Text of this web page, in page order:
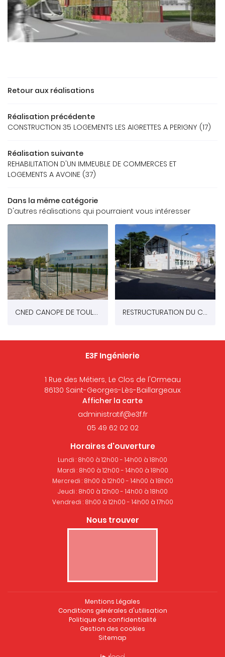
GALERIE
CONTACT
Retour aux réalisations
Réalisation précédente
CONSTRUCTION 35 LOGEMENTS LES AIGRETTES A PERIGNY (17)
Réalisation suivante
REHABILITATION D'UN IMMEUBLE DE COMMERCES ET
LOGEMENTS A AVOINE (37)
Dans la même catégorie
D'autres réalisations qui pourraient vous intéresser
CNED CANOPE DE TOULOUSE (31) RESTRUCTURATION DU CCAS DE TOURS (37)
E3F Ingénierie
1 Rue des Métiers, Le Clos de l'Ormeau
86130 Saint-Georges-Lès-Baillargeaux
Afficher la carte
05 49 62 02 02
Horaires d'ouverture
Lundi : 8h00 à 12h00 - 14h00 à 18h00
Mardi : 8h00 à 12h00 - 14h00 à 18h00
Mercredi : 8h00 à 12h00 - 14h00 à 18h00
Jeudi : 8h00 à 12h00 - 14h00 à 18h00
Vendredi : 8h00 à 12h00 - 14h00 à 17h00
Nous trouver
Mentions Légales
Conditions générales d'utilisation
Politique de confidentialité
Gestion des cookies
Sitemap